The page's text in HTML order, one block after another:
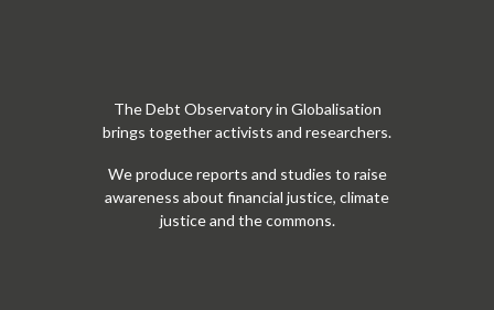
The Debt Observatory in Globalisation
brings together activists and researchers.
We produce reports and studies to raise
awareness about financial justice, climate
justice and the commons.